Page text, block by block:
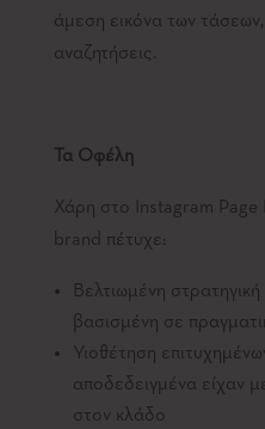
άμεση εικόνα των
αναζητήσεις.
Τα Οφέλη
Χάρη στο Instagram
brand πέτυχε:
Βελτιωμένη
βασισμένη σε
Υιοθέτηση
αποδεδειγμένα είχαν
στον κλάδο